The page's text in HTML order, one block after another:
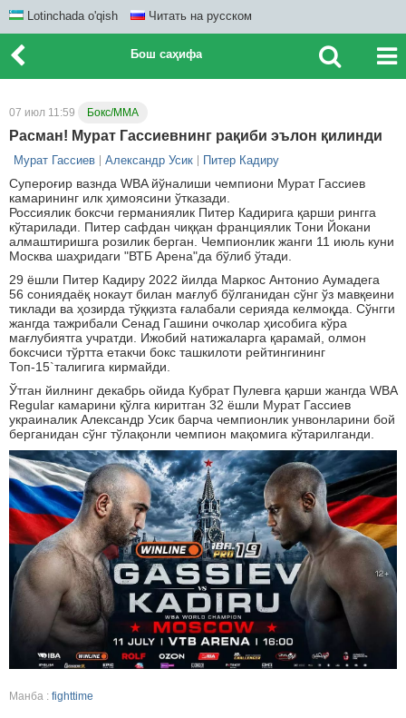
Lotinchada o'qish Читать на русском
Бош саҳифа
07 июл 11:59 Бокс/ММА
Расман! Мурат Гассиевнинг рақиби эълон қилинди
Мурат Гассиев Александр Усик Питер Кадиру
Супероғир вазнда WBA йўналиши чемпиони Мурат Гассиев
камарининг илк ҳимоясини ўтказади.
Россиялик боксчи германиялик Питер Кадирига қарши рингга
кўтарилади. Питер сафдан чиққан франциялик Тони Йокани
алмаштиришга розилик берган. Чемпионлик жанги 11 июль куни
Москва шаҳридаги "ВТБ Арена"да бўлиб ўтади.
29 ёшли Питер Кадиру 2022 йилда Маркос Антонио Аумадега
56 сониядаёқ нокаут билан мағлуб бўлганидан сўнг ўз мавқеини
тиклади ва ҳозирда тўққизта ғалабали серияда келмоқда. Сўнгги
жангда тажрибали Сенад Гашини очколар ҳисобига кўра
мағлубиятга учратди. Ижобий натижаларга қарамай, олмон
боксчиси тўртта етакчи бокс ташкилоти рейтингининг
Топ-15`талигига кирмайди.
Ўтган йилнинг декабрь ойида Кубрат Пулевга қарши жангда WBA
Regular камарини қўлга киритган 32 ёшли Мурат Гассиев
украиналик Александр Усик барча чемпионлик унвонларини бой
берганидан сўнг тўлақонли чемпион мақомига кўтарилганди.
Манба : fighttime